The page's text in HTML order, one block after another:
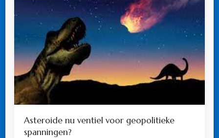
Asteroide nu ventiel voor geopolitieke
spanningen?